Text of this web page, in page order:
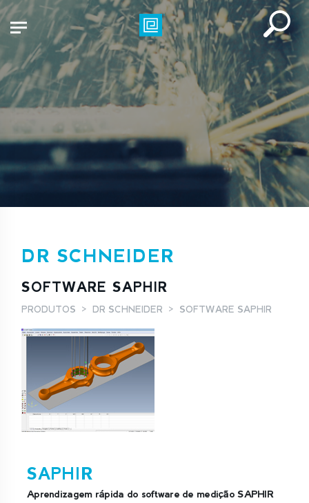
DR SCHNEIDER
SOFTWARE SAPHIR
PRODUTOS DR SCHNEIDER SOFTWARE SAPHIR
SAPHIR
Aprendizagem rápida do software de medição SAPHIR